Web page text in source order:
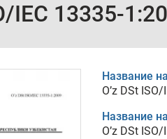
IEC 13335-
Название
O’z DSt
Название
O’z DSt